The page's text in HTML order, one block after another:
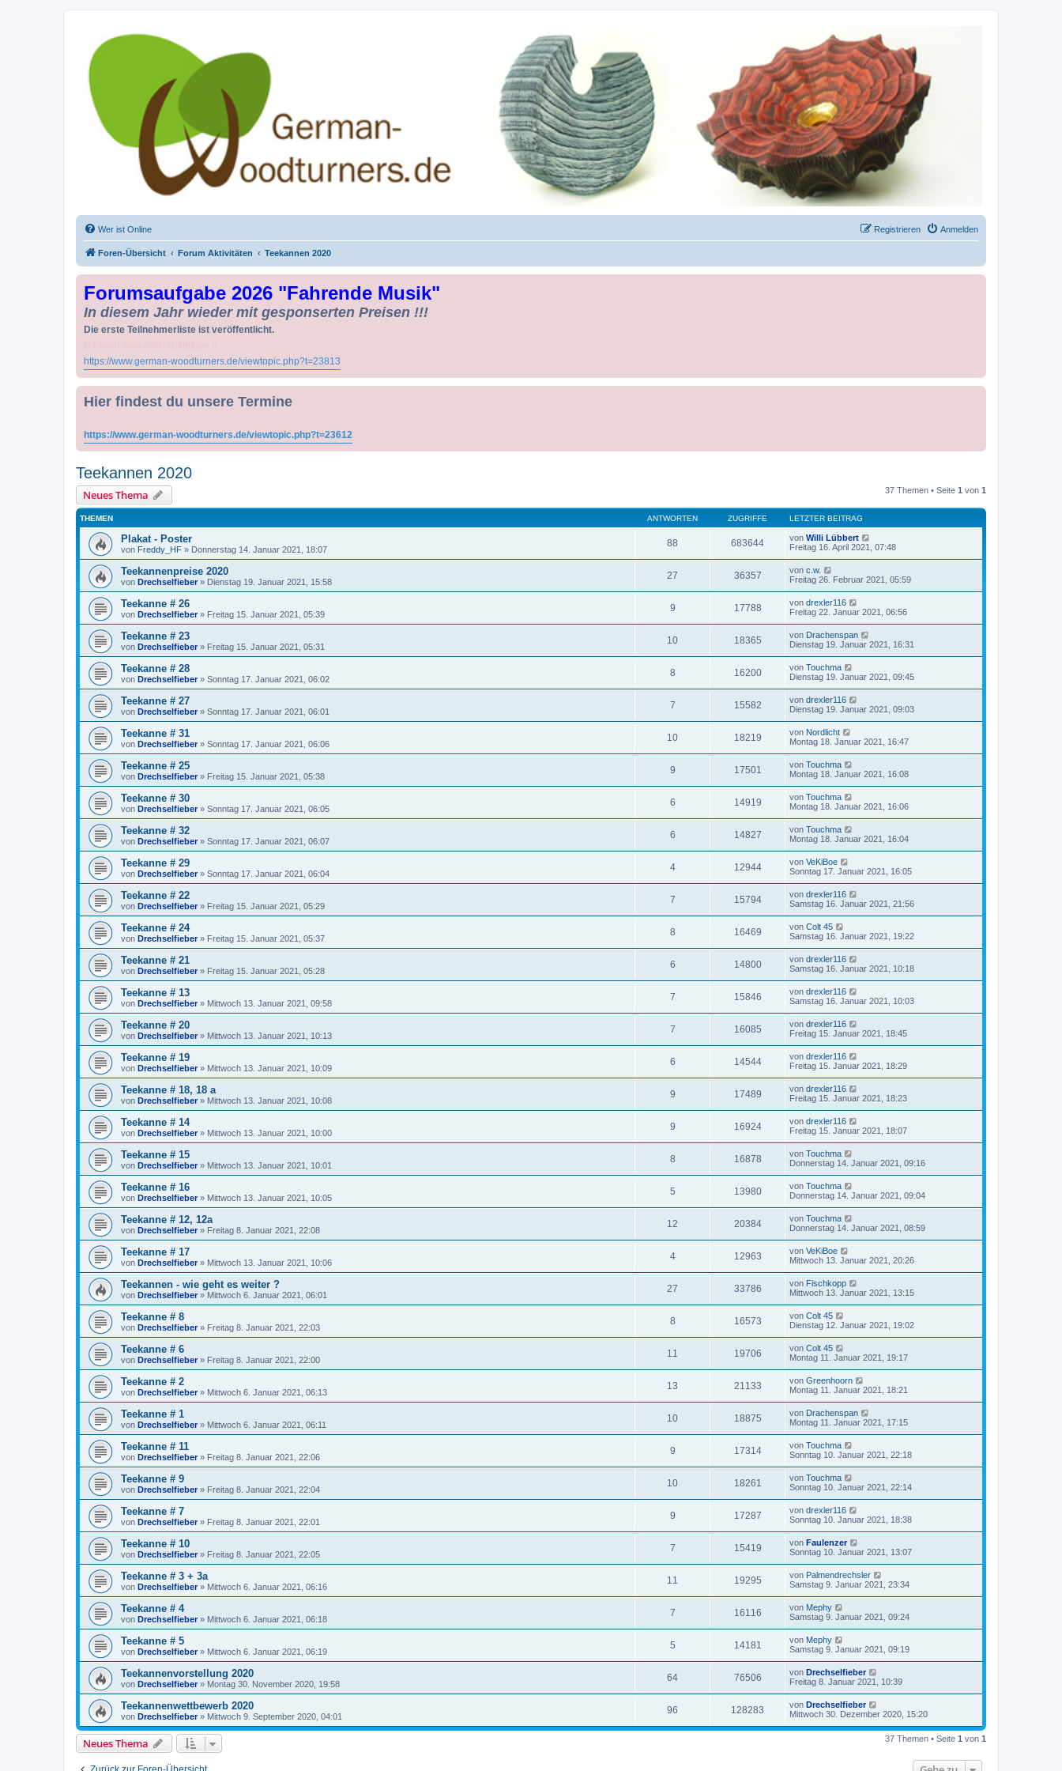
Drechseln und Kunsthandwerk - German-Woodturners *Forum Sauerland*
Der Treffpunkt für Drechsler und Freunde des Kunsthandwerks
Wer ist Online Anmelden
Registrieren
Foren-Übersicht Forum Aktivitäten Teekannen 2020
Forumsaufgabe 2026 "Fahrende Musik"
In diesem Jahr wieder mit gesponserten Preisen !!!
Die erste Teilnehmerliste ist veröffentlicht.
https://www.german-woodturners.de/viewtopic.php?t=23813
Hier findest du unsere Termine
https://www.german-woodturners.de/viewtopic.php?t=23612
Teekannen 2020
Neues Thema 37 Themen • Seite 1 von 1
THEMEN ANTWORTEN ZUGRIFFE LETZTER BEITRAG
Plakat - Poster
von Freddy_HF » Donnerstag 14. Januar 2021, 18:07
88 683644 von Willi Lübbert
Freitag 16. April 2021, 07:48
Teekannenpreise 2020
von Drechselfieber » Dienstag 19. Januar 2021, 15:58
27 36357 von c.w.
Freitag 26. Februar 2021, 05:59
Teekanne # 26
von Drechselfieber» Freitag 15. Januar 2021, 05:39
9 17788 von drexler116
Freitag 22. Januar 2021, 06:56
Teekanne # 23
von Drechselfieber » Freitag 15. Januar 2021, 05:31
10 18365 von Drachenspan
Dienstag 19. Januar 2021, 16:31
Teekanne # 28
von Drechselfieber» Sonntag 17. Januar 2021, 06:02
8 16200 von Touchma
Dienstag 19. Januar 2021, 09:45
Teekanne # 27
von Drechselfieber » Sonntag 17. Januar 2021, 06:01
7 15582 von drexler116
Dienstag 19. Januar 2021, 09:03
Teekanne # 31
von Drechselfieber» Sonntag 17. Januar 2021, 06:06
10 18219 von Nordlicht
Montag 18. Januar 2021, 16:47
Teekanne # 25
von Drechselfieber » Freitag 15. Januar 2021, 05:38
9 17501 von Touchma
Montag 18. Januar 2021, 16:08
Teekanne # 30
von Drechselfieber» Sonntag 17. Januar 2021, 06:05
6 14919 von Touchma
Montag 18. Januar 2021, 16:06
Teekanne # 32
von Drechselfieber » Sonntag 17. Januar 2021, 06:07
6 14827 von Touchma
Montag 18. Januar 2021, 16:04
Teekanne # 29
von Drechselfieber» Sonntag 17. Januar 2021, 06:04
4 12944 von VeKiBoe
Sonntag 17. Januar 2021, 16:05
Teekanne # 22
von Drechselfieber » Freitag 15. Januar 2021, 05:29
7 15794 von drexler116
Samstag 16. Januar 2021, 21:56
Teekanne # 24
von Drechselfieber» Freitag 15. Januar 2021, 05:37
8 16469 von Colt 45
Samstag 16. Januar 2021, 19:22
Teekanne # 21
von Drechselfieber » Freitag 15. Januar 2021, 05:28
6 14800 von drexler116
Samstag 16. Januar 2021, 10:18
Teekanne # 13
von Drechselfieber» Mittwoch 13. Januar 2021, 09:58
7 15846 von drexler116
Samstag 16. Januar 2021, 10:03
Teekanne # 20
von Drechselfieber » Mittwoch 13. Januar 2021, 10:13
7 16085 von drexler116
Freitag 15. Januar 2021, 18:45
Teekanne # 19
von Drechselfieber» Mittwoch 13. Januar 2021, 10:09
6 14544 von drexler116
Freitag 15. Januar 2021, 18:29
Teekanne # 18, 18 a
von Drechselfieber » Mittwoch 13. Januar 2021, 10:08
9 17489 von drexler116
Freitag 15. Januar 2021, 18:23
Teekanne # 14
von Drechselfieber» Mittwoch 13. Januar 2021, 10:00
9 16924 von drexler116
Freitag 15. Januar 2021, 18:07
Teekanne # 15
von Drechselfieber » Mittwoch 13. Januar 2021, 10:01
8 16878 von Touchma
Donnerstag 14. Januar 2021, 09:16
Teekanne # 16
von Drechselfieber» Mittwoch 13. Januar 2021, 10:05
5 13980 von Touchma
Donnerstag 14. Januar 2021, 09:04
Teekanne # 12, 12a
von Drechselfieber » Freitag 8. Januar 2021, 22:08
12 20384 von Touchma
Donnerstag 14. Januar 2021, 08:59
Teekanne # 17
von Drechselfieber» Mittwoch 13. Januar 2021, 10:06
4 12963 von VeKiBoe
Mittwoch 13. Januar 2021, 20:26
Teekannen - wie geht es weiter ?
von Drechselfieber » Mittwoch 6. Januar 2021, 06:01
27 33786 von Fischkopp
Mittwoch 13. Januar 2021, 13:15
Teekanne # 8
von Drechselfieber» Freitag 8. Januar 2021, 22:03
8 16573 von Colt 45
Dienstag 12. Januar 2021, 19:02
Teekanne # 6
von Drechselfieber » Freitag 8. Januar 2021, 22:00
11 19706 von Colt 45
Montag 11. Januar 2021, 19:17
Teekanne # 2
von Drechselfieber» Mittwoch 6. Januar 2021, 06:13
13 21133 von Greenhoorn
Montag 11. Januar 2021, 18:21
Teekanne # 1
von Drechselfieber » Mittwoch 6. Januar 2021, 06:11
10 18875 von Drachenspan
Montag 11. Januar 2021, 17:15
Teekanne # 11
von Drechselfieber» Freitag 8. Januar 2021, 22:06
9 17314 von Touchma
Sonntag 10. Januar 2021, 22:18
Teekanne # 9
von Drechselfieber » Freitag 8. Januar 2021, 22:04
10 18261 von Touchma
Sonntag 10. Januar 2021, 22:14
Teekanne # 7
von Drechselfieber» Freitag 8. Januar 2021, 22:01
9 17287 von drexler116
Sonntag 10. Januar 2021, 18:38
Teekanne # 10
von Drechselfieber » Freitag 8. Januar 2021, 22:05
7 15419 von Faulenzer
Sonntag 10. Januar 2021, 13:07
Teekanne # 3 + 3a
von Drechselfieber» Mittwoch 6. Januar 2021, 06:16
11 19295 von Palmendrechsler
Samstag 9. Januar 2021, 23:34
Teekanne # 4
von Drechselfieber » Mittwoch 6. Januar 2021, 06:18
7 16116 von Mephy
Samstag 9. Januar 2021, 09:24
Teekanne # 5
von Drechselfieber» Mittwoch 6. Januar 2021, 06:19
5 14181 von Mephy
Samstag 9. Januar 2021, 09:19
Teekannenvorstellung 2020
von Drechselfieber » Montag 30. November 2020, 19:58
64 76506 von Drechselfieber
Freitag 8. Januar 2021, 10:39
Teekannenwettbewerb 2020
von Drechselfieber» Mittwoch 9. September 2020, 04:01
96 128283 von Drechselfieber
Mittwoch 30. Dezember 2020, 15:20
Neues Thema 37 Themen • Seite 1 von 1